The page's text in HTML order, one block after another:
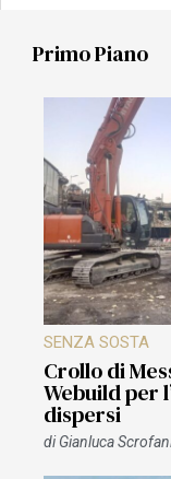
Primo Piano
SENZA SOSTA
Crollo di
Webuild per
dispersi
diGianluca